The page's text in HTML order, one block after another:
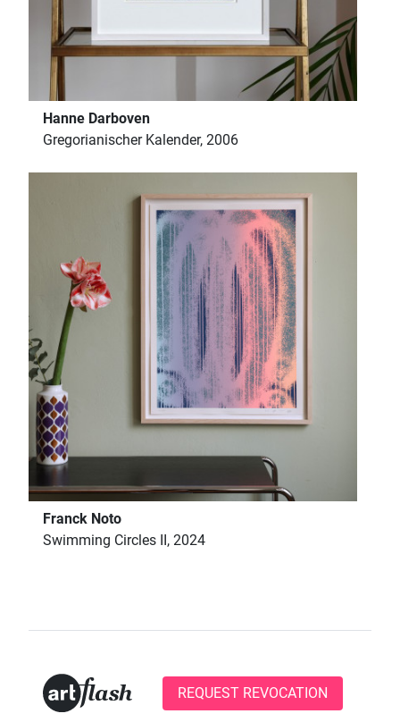
Hanne Darboven
Gregorianischer Kalender, 2006
Franck Noto
Swimming Circles II, 2024
REQUEST REVOCATION